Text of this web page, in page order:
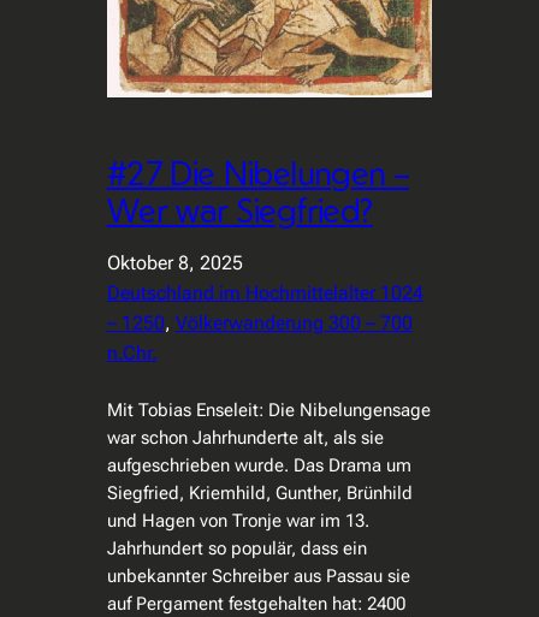
#27 Die Nibelungen –
Wer war Siegfried?
Oktober 8, 2025
Deutschland im Hochmittelalter 1024
– 1250, Völkerwanderung 300 – 700
n.Chr.
Mit Tobias Enseleit: Die Nibelungensage
war schon Jahrhunderte alt, als sie
aufgeschrieben wurde. Das Drama um
Siegfried, Kriemhild, Gunther, Brünhild
und Hagen von Tronje war im 13.
Jahrhundert so populär, dass ein
unbekannter Schreiber aus Passau sie
auf Pergament festgehalten hat: 2400